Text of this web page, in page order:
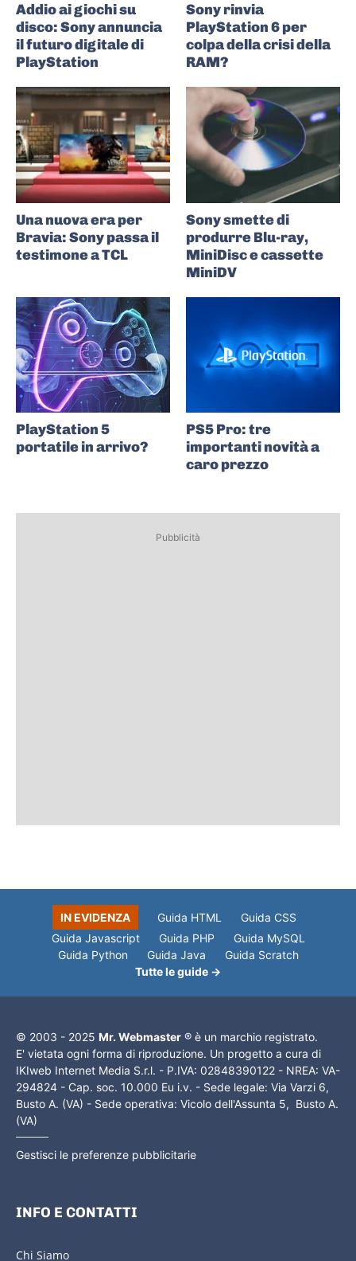
Addio ai giochi su
disco: Sony annuncia
il futuro digitale di
PlayStation
Sony rinvia
PlayStation 6 per
colpa della crisi della
RAM?
Una nuova era per
Bravia: Sony passa il
testimone a TCL
Sony smette di
produrre Blu-ray,
MiniDisc e cassette
MiniDV
PlayStation 5
portatile in arrivo?
PS5 Pro: tre
importanti novità a
caro prezzo
Pubblicità
IN EVIDENZA Guida HTML
Guida CSS
Guida Javascript
Guida PHP
Guida MySQL
Guida Python
Guida Java
Guida Scratch
Tutte le guide →
© 2003 - 2025 Mr. Webmaster ® è un marchio registrato.
E' vietata ogni forma di riproduzione. Un progetto a cura di
IKIweb Internet Media S.r.l. - P.IVA: 02848390122 - NREA: VA-
294824 - Cap. soc. 10.000 Eu i.v. - Sede legale: Via Varzi 6,
Busto A. (VA) - Sede operativa: Vicolo dell'Assunta 5, Busto A.
(VA)
Gestisci le preferenze pubblicitarie
INFO E CONTATTI
Chi Siamo